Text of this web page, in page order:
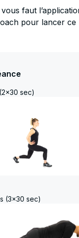
faut
pour lancer ce
sec)
(3x30 sec)